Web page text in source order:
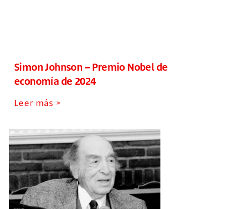
Simon Johnson – Premio Nobel de
economía de 2024
Leer más >